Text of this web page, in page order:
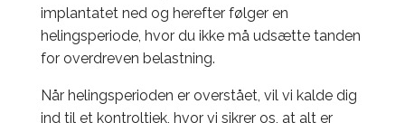
implantatet ned og herefter følger en
helingsperiode, hvor du ikke må udsætte tanden
for overdreven belastning.
Når helingsperioden er overstået, vil vi kalde dig
ind til et kontroltjek, hvor vi sikrer os, at alt er